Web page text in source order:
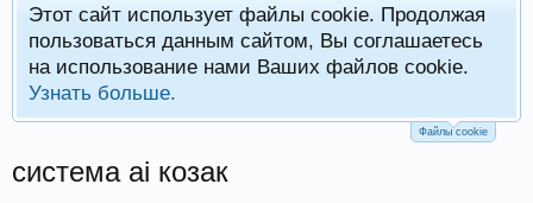
Этот сайт использует файлы cookie. Продолжая
пользоваться данным сайтом, Вы соглашаетесь
на использование нами Ваших файлов cookie.
Узнать больше.
Файлы cookie
система ai козак